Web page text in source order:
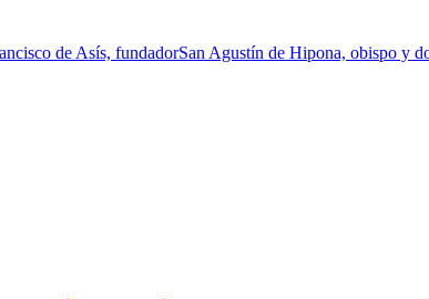
de Asís, fundadorSan Agustín de Hipona, obispo y